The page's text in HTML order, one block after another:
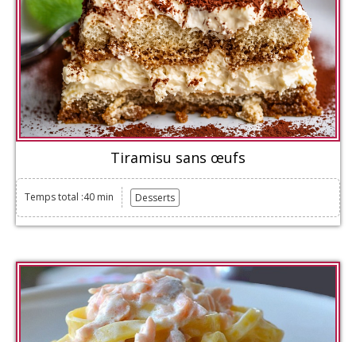
Tiramisu sans œufs
Temps total :40 min Desserts